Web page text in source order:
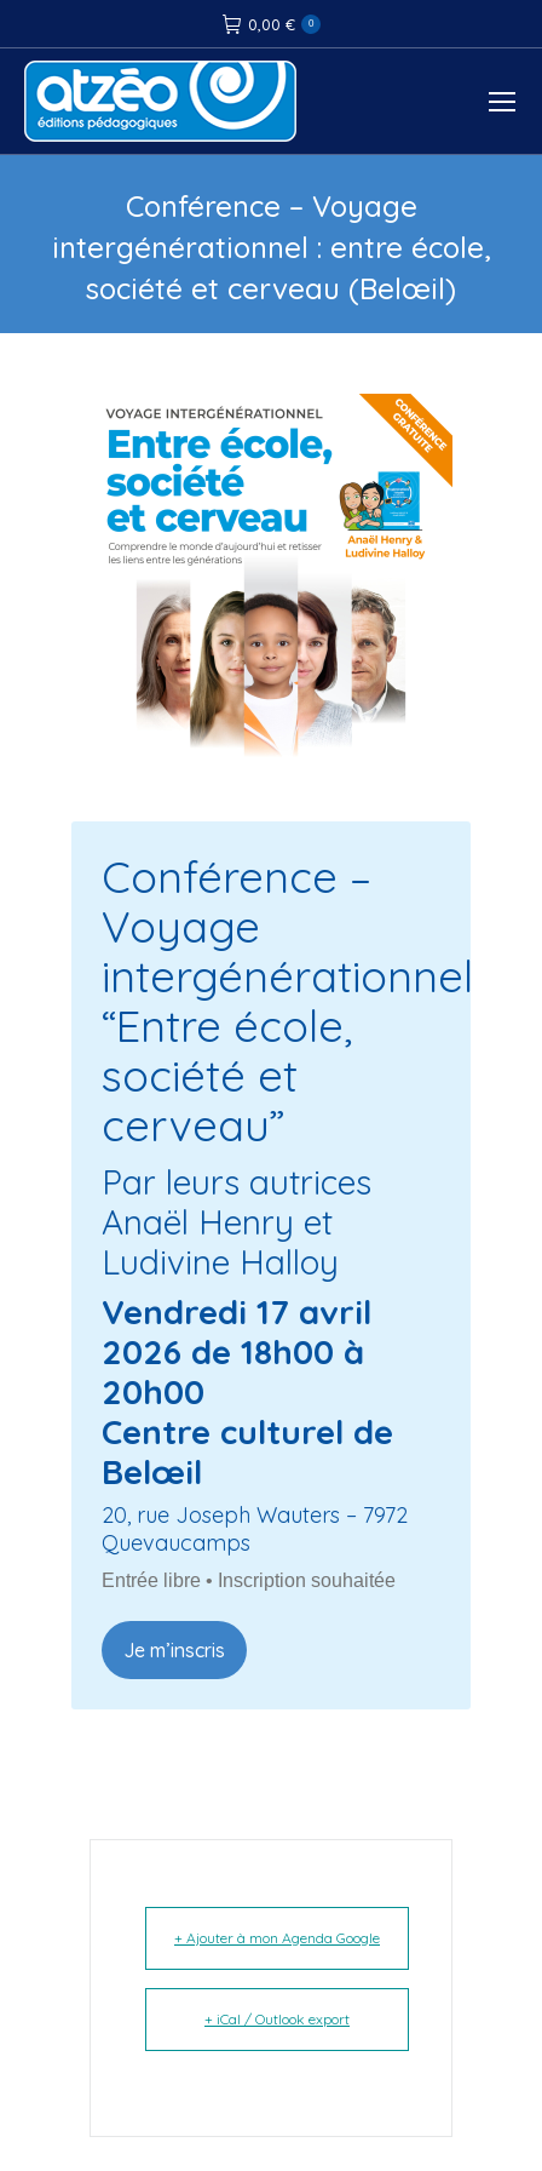
0,00 € 0
Conférence – Voyage
intergénérationnel : entre école,
société et cerveau (Belœil)
Conférence –
Voyage
intergénérationnel
“Entre école,
société et
cerveau”
Par leurs autrices
Anaël Henry et
Ludivine Halloy
Vendredi 17 avril
2026 de 18h00 à
20h00
Centre culturel de
Belœil
20, rue Joseph Wauters – 7972
Quevaucamps
Entrée libre • Inscription souhaitée
Je m’inscris
+ Ajouter à mon Agenda Google
+ iCal / Outlook export